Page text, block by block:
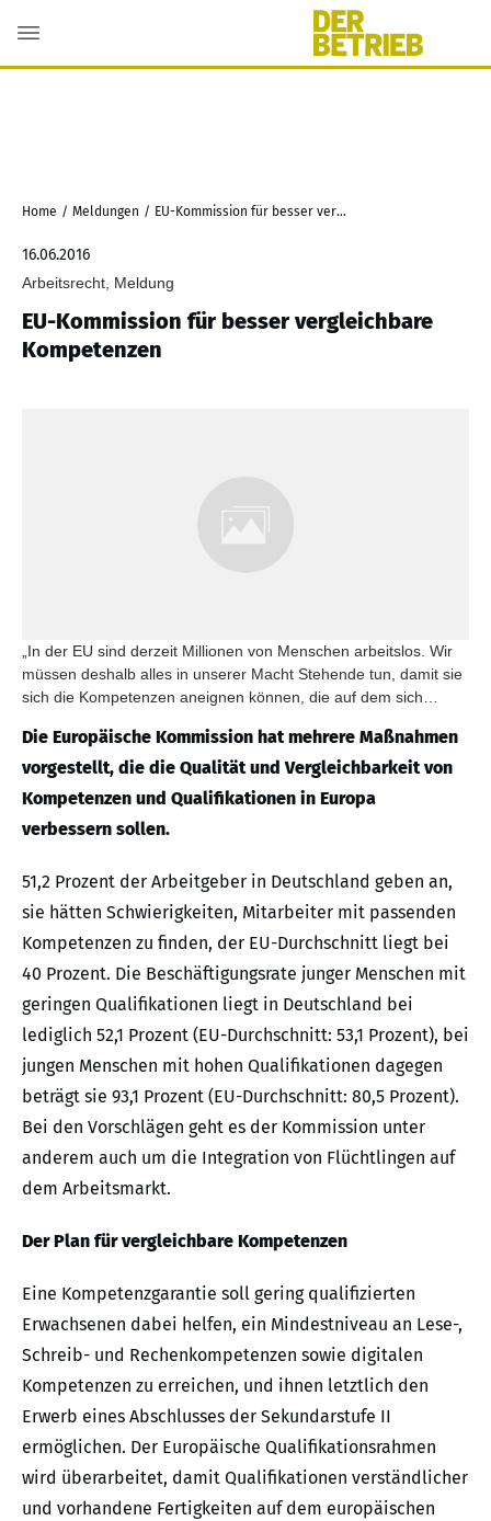
Home / Meldungen / EU-Kommission für besser vergleichbare Kompetenzen
16.06.2016
Arbeitsrecht, Meldung
EU-Kommission für besser vergleichbare
Kompetenzen
„In der EU sind derzeit Millionen von Menschen arbeitslos. Wir
müssen deshalb alles in unserer Macht Stehende tun, damit sie
sich die Kompetenzen aneignen können, die auf dem sich
Dombrovskis, der für den Euro und den sozialen Dialog
zuständige Vizepräsident der Kommission.
Die Europäische Kommission hat mehrere Maßnahmen
vorgestellt, die die Qualität und Vergleichbarkeit von
Kompetenzen und Qualifikationen in Europa
verbessern sollen.
51,2 Prozent der Arbeitgeber in Deutschland geben an,
sie hätten Schwierigkeiten, Mitarbeiter mit passenden
Kompetenzen zu finden, der EU-Durchschnitt liegt bei
40 Prozent. Die Beschäftigungsrate junger Menschen mit
geringen Qualifikationen liegt in Deutschland bei
lediglich 52,1 Prozent (EU-Durchschnitt: 53,1 Prozent), bei
jungen Menschen mit hohen Qualifikationen dagegen
beträgt sie 93,1 Prozent (EU-Durchschnitt: 80,5 Prozent).
Bei den Vorschlägen geht es der Kommission unter
anderem auch um die Integration von Flüchtlingen auf
dem Arbeitsmarkt.
Der Plan für vergleichbare Kompetenzen
Eine Kompetenzgarantie soll gering qualifizierten
Erwachsenen dabei helfen, ein Mindestniveau an Lese-,
Schreib- und Rechenkompetenzen sowie digitalen
Kompetenzen zu erreichen, und ihnen letztlich den
Erwerb eines Abschlusses der Sekundarstufe II
ermöglichen. Der Europäische Qualifikationsrahmen
wird überarbeitet, damit Qualifikationen verständlicher
und vorhandene Fertigkeiten auf dem europäischen